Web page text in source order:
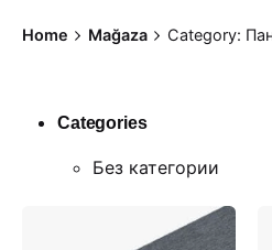
Home Mağaza Category:
Categories
Без категории